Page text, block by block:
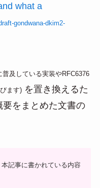
what a
gondwana-dkim2-
及している実装やRFC6376
ます)を置き換えるた
をまとめた文書の
記事に書かれている内容